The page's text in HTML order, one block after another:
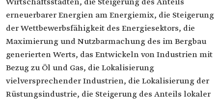
Wirtschaftsstädten, die Steigerung des Anteils
erneuerbarer Energien am Energiemix, die Steigerung
der Wettbewerbsfähigkeit des Energiesektors, die
Maximierung und Nutzbarmachung des im Bergbau
generierten Werts, das Entwickeln von Industrien mit
Bezug zu Öl und Gas, die Lokalisierung
vielversprechender Industrien, die Lokalisierung der
Rüstungsindustrie, die Steigerung des Anteils lokaler